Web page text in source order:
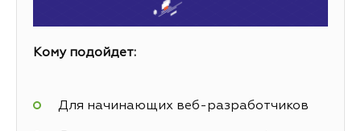
Кому подойдет:
Для начинающих веб-разработчиков